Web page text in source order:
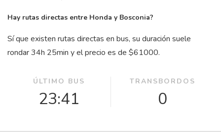
Hay rutas directas entre Honda y Bosconia?
Sí que existen rutas directas en bus, su duración suele
rondar 34h 25min y el precio es de $61000.
ÚLTIMO BUS
23:41
TRANSBORDOS
0